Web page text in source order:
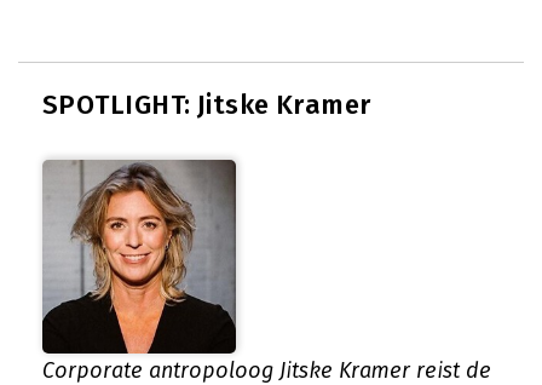
SPOTLIGHT: Jitske Kramer
Corporate antropoloog Jitske Kramer reist de